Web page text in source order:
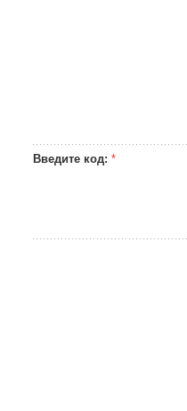
Введите код: *